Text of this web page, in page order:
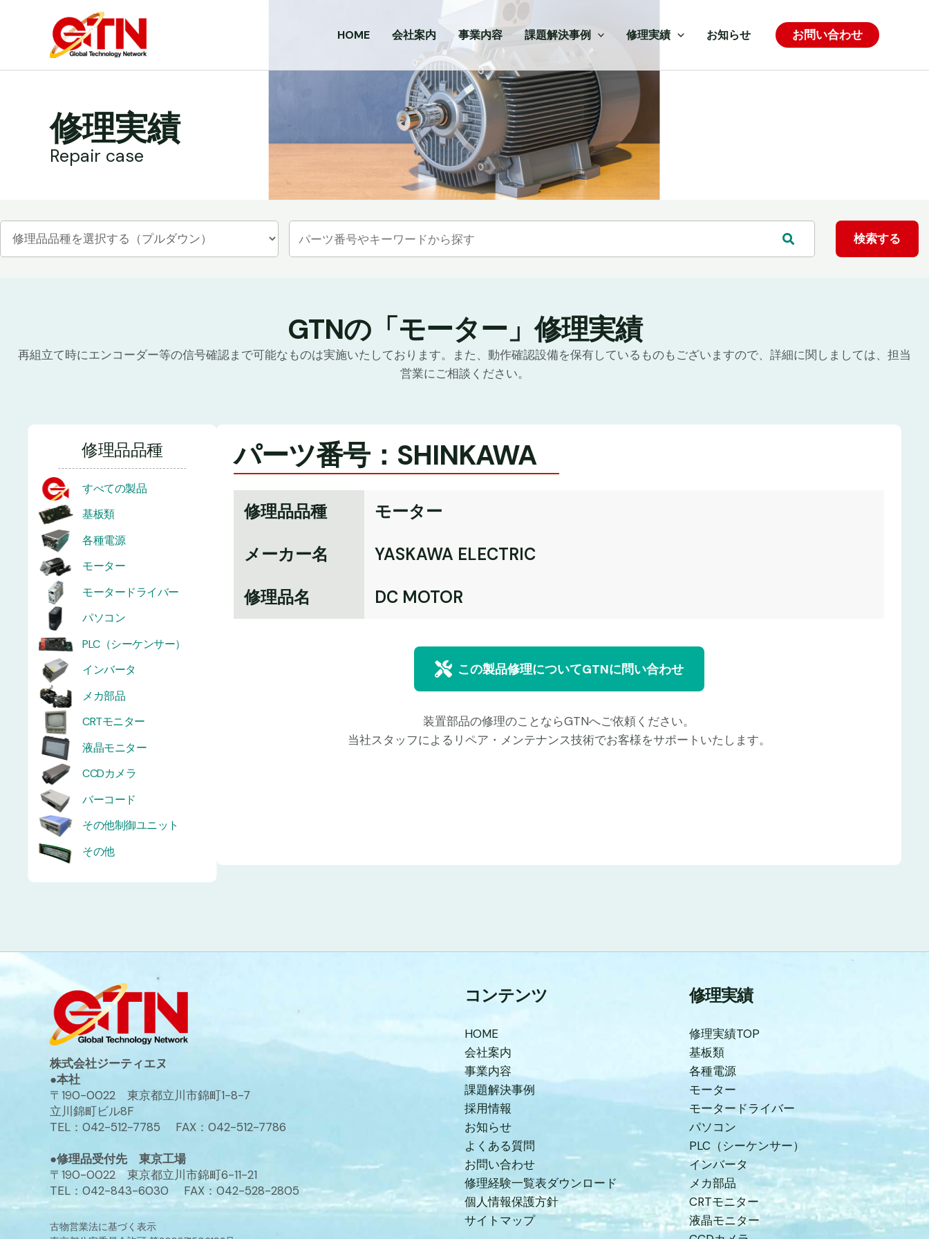
HOME 会社案内 事業内容 課題解決事例 修理実績 お知らせ お問い合わせ
修理実績
Repair case
GTNの「モーター」修理実績
再組立て時にエンコーダー等の信号確認まで可能なものは実施いたしております。また、動作確認設備を保有しているものもございますので、詳細に関しましては、担当
営業にご相談ください。
修理品品種
すべての製品
基板類
各種電源
モーター
モータードライバー
パソコン
PLC（シーケンサー）
インバータ
メカ部品
CRTモニター
液晶モニター
CCDカメラ
バーコード
その他制御ユニット
その他
パーツ番号：SHINKAWA
修理品品種
モーター
メーカー名
YASKAWA ELECTRIC
修理品名
DC MOTOR
この製品修理についてGTNに問い合わせ
装置部品の修理のことならGTNへご依頼ください。
当社スタッフによるリペア・メンテナンス技術でお客様をサポートいたします。
株式会社ジーティエヌ
●本社
〒190-0022 東京都立川市錦町1-8-7
立川錦町ビル8F
TEL：042-512-7785 FAX：042-512-7786
●修理品受付先 東京工場
〒190-0022 東京都立川市錦町6-11-21
TEL：042-843-6030 FAX：042-528-2805
古物営業法に基づく表示
コンテンツ
HOME
会社案内
事業内容
課題解決事例
採用情報
お知らせ
よくある質問
お問い合わせ
修理経験一覧表ダウンロード
個人情報保護方針
サイトマップ
修理実績
修理実績TOP
基板類
各種電源
モーター
モータードライバー
パソコン
PLC（シーケンサー）
インバータ
メカ部品
CRTモニター
液晶モニター